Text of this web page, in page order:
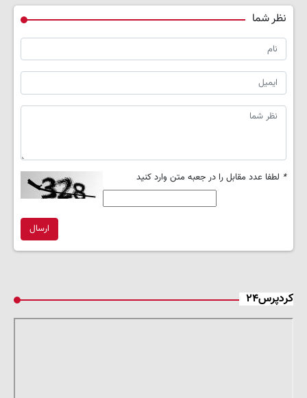
نظر شما
* لطفا عدد مقابل را در جعبه متن وارد کنید
ارسال
کردپرس۲۴